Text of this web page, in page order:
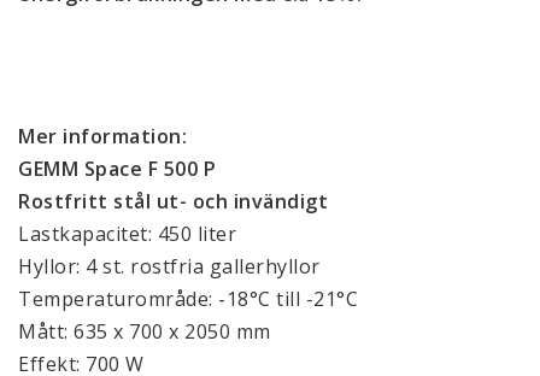
Mer information:
GEMM Space F 500 P
Rostfritt stål ut- och invändigt
Lastkapacitet: 450 liter
Hyllor: 4 st. rostfria gallerhyllor
Temperaturområde: -18°C till -21°C
Mått: 635 x 700 x 2050 mm
Effekt: 700 W